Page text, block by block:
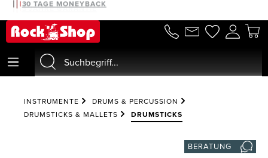
springen
30 TAGE MONEYBACK
INSTRUMENTE
DRUMS & PERCUSSION
DRUMSTICKS & MALLETS
DRUMSTICKS
BERATUNG